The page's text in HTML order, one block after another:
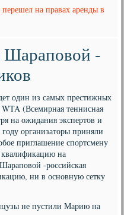
на правах аренды в
Шараповой -
один из самых престижных
(Всемирная теннисная
на ожидания экспертов и
организаторы приняли
приглашение спортсмену
на
-российская
ни в основную сетку
не пустили Марию на